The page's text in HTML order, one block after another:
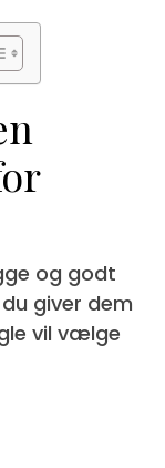
og godt
giver dem
vil vælge